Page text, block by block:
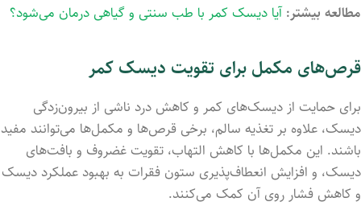
مطالعه بیشتر: آیا دیسک کمر با طب سنتی و گیاهی درمان می‌شود؟
قرص‌های مکمل برای تقویت دیسک کمر
برای حمایت از دیسک‌های کمر و کاهش درد ناشی از بیرون‌زدگی
دیسک، علاوه بر تغذیه سالم، برخی قرص‌ها و مکمل‌ها می‌توانند مفید
باشند. این مکمل‌ها با کاهش التهاب، تقویت غضروف و بافت‌های
دیسک، و افزایش انعطاف‌پذیری ستون فقرات به بهبود عملکرد دیسک
و کاهش فشار روی آن کمک می‌کنند.